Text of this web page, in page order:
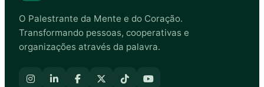
O Palestrante da Mente e do Coração.
Transformando pessoas, cooperativas e
organizações através da palavra.